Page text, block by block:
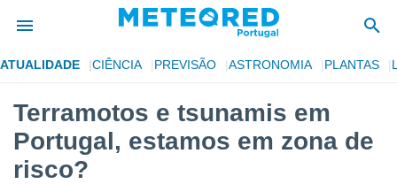
foi
para
ATUALIDADE CIÊNCIA PREVISÃO ASTRONOMIA PLANTAS
Terramotos e tsunamis em
Portugal, estamos em zona de
risco?